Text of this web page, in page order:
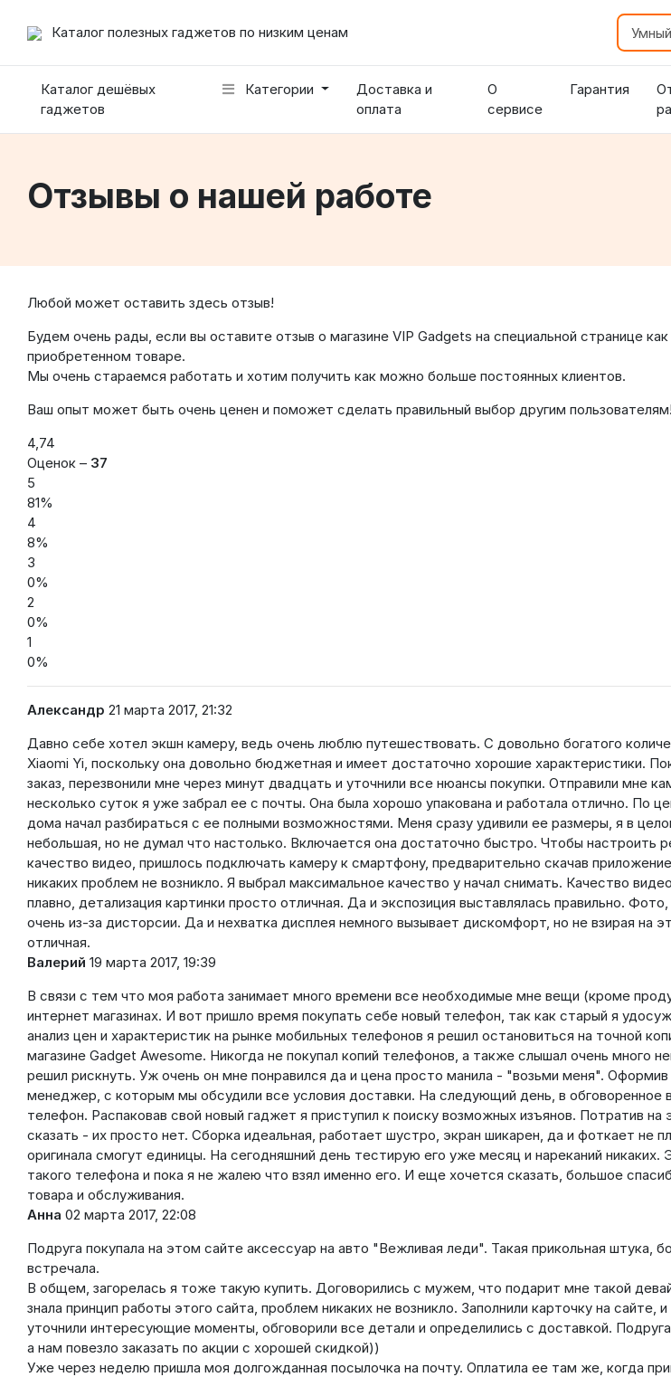
Каталог полезных гаджетов по низким ценам
Каталог дешёвых
гаджетов
Категории
Доставка и
оплата
О
сервисе
Гарантия
Отзывы о нашей работе
Любой может оставить здесь отзыв!
Будем очень рады, если вы оставите отзыв о магазине VIP Gadgets на специальной странице
приобретенном товаре.
Мы очень стараемся работать и хотим получить как можно больше постоянных клиентов.
Ваш опыт может быть очень ценен и поможет сделать правильный выбор другим
4,74
Оценок – 37
5
81%
4
8%
3
0%
2
0%
1
0%
Александр 21 марта 2017, 21:32
Давно себе хотел экшн камеру, ведь очень люблю путешествовать. С довольно богатого
Xiaomi Yi, поскольку она довольно бюджетная и имеет достаточно хорошие характеристики.
заказ, перезвонили мне через минут двадцать и уточнили все нюансы покупки. Отправили мне
несколько суток я уже забрал ее с почты. Она была хорошо упакована и работала отлично. По
дома начал разбираться с ее полными возможностями. Меня сразу удивили ее размеры, я в
небольшая, но не думал что настолько. Включается она достаточно быстро. Чтобы настроить
качество видео, пришлось подключать камеру к смартфону, предварительно скачав
никаких проблем не возникло. Я выбрал максимальное качество у начал снимать. Качество
плавно, детализация картинки просто отличная. Да и экспозиция выставлялась правильно.
очень из-за дисторсии. Да и нехватка дисплея немного вызывает дискомфорт, но не взирая на
отличная.
Валерий 19 марта 2017, 19:39
В связи с тем что моя работа занимает много времени все необходимые мне вещи (кроме
интернет магазинах. И вот пришло время покупать себе новый телефон, так как старый я
анализ цен и характеристик на рынке мобильных телефонов я решил остановиться на точной
магазине Gadget Awesome. Никогда не покупал копий телефонов, а также слышал очень много
решил рискнуть. Уж очень он мне понравился да и цена просто манила - "возьми меня". Оформив
менеджер, с которым мы обсудили все условия доставки. На следующий день, в обговоренное
телефон. Распаковав свой новый гаджет я приступил к поиску возможных изъянов. Потратив на
сказать - их просто нет. Сборка идеальная, работает шустро, экран шикарен, да и фоткает не
оригинала смогут единицы. На сегодняшний день тестирую его уже месяц и нареканий никаких.
такого телефона и пока я не жалею что взял именно его. И еще хочется сказать, большое
товара и обслуживания.
Анна 02 марта 2017, 22:08
Подруга покупала на этом сайте аксессуар на авто "Вежливая леди". Такая прикольная штука,
встречала.
В общем, загорелась я тоже такую купить. Договорились с мужем, что подарит мне такой
знала принцип работы этого сайта, проблем никаких не возникло. Заполнили карточку на сайте,
уточнили интересующие моменты, обговорили все детали и определились с доставкой.
а нам повезло заказать по акции с хорошей скидкой))
Уже через неделю пришла моя долгожданная посылочка на почту. Оплатила ее там же, когда